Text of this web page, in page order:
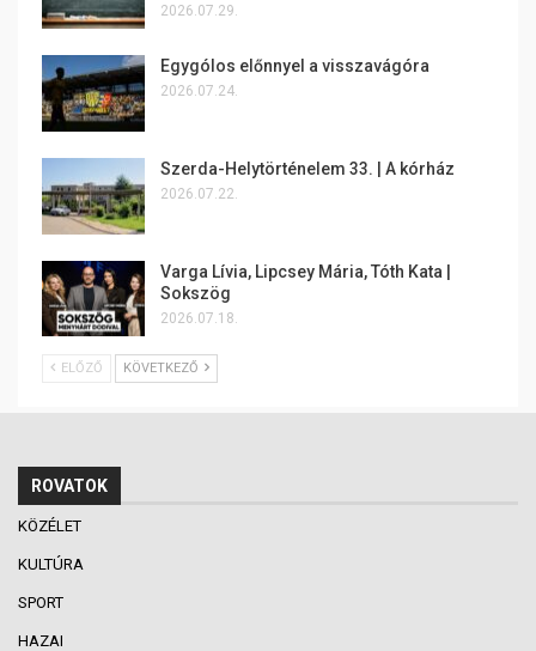
2026.07.29.
Egygólos előnnyel a visszavágóra
2026.07.24.
Szerda-Helytörténelem 33. | A kórház
2026.07.22.
Varga Lívia, Lipcsey Mária, Tóth Kata |
Sokszög
2026.07.18.
ELŐZŐ KÖVETKEZŐ
ROVATOK
KÖZÉLET
KULTÚRA
SPORT
HAZAI